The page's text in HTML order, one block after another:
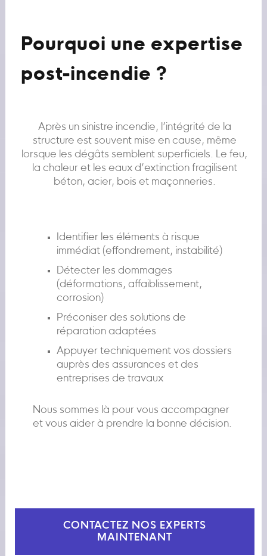
Pourquoi une expertise
post-incendie ?
Après un sinistre incendie, l’intégrité de la
structure est souvent mise en cause, même
lorsque les dégâts semblent superficiels. Le feu,
la chaleur et les eaux d’extinction fragilisent
béton, acier, bois et maçonneries.
Identifier les éléments à risque
immédiat (effondrement, instabilité)
Détecter les dommages
(déformations, affaiblissement,
corrosion)
Préconiser des solutions de
réparation adaptées
Appuyer techniquement vos dossiers
auprès des assurances et des
entreprises de travaux
Nous sommes là pour vous accompagner
et vous aider à prendre la bonne décision.
CONTACTEZ NOS EXPERTS
MAINTENANT